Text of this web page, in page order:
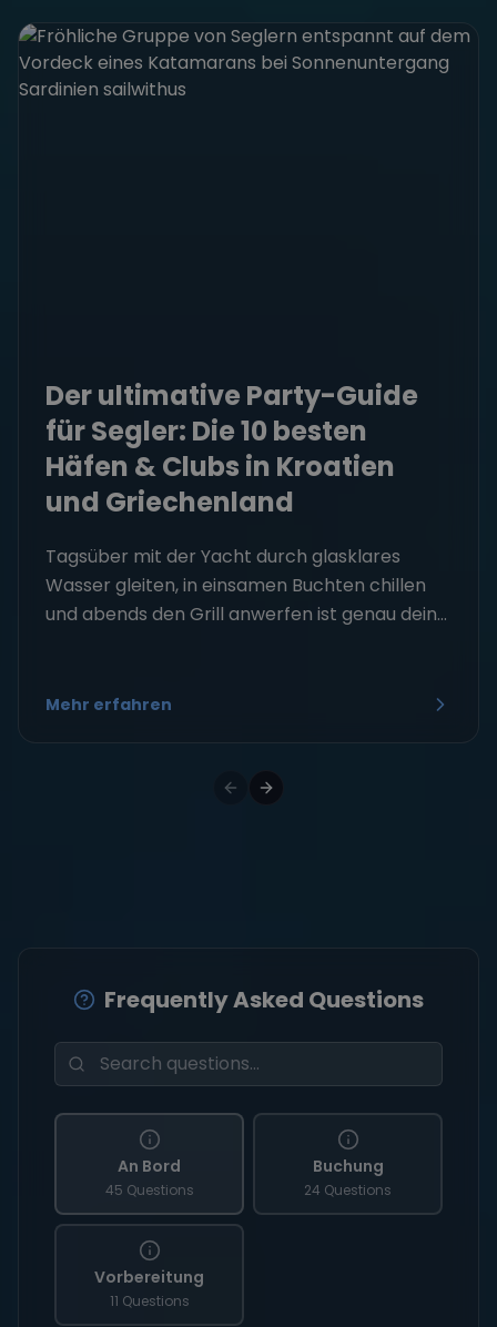
Der ultimative Party-Guide
für Segler: Die 10 besten
Häfen & Clubs in Kroatien
und Griechenland
Tagsüber mit der Yacht durch glasklares
Wasser gleiten, in einsamen Buchten chillen
und abends den Grill anwerfen ist genau dein...
Mehr erfahren
Frequently Asked Questions
An Bord
45 Questions
Buchung
24 Questions
Vorbereitung
11 Questions